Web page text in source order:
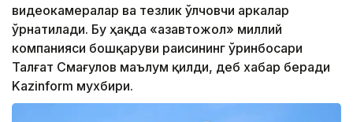
видеокамералар ва тезлик ўлчовчи аркалар
ўрнатилади. Бу ҳақда «Қазавтожол» миллий
компанияси бошқаруви раисининг ўринбосари
Талғат Смағулов маълум қилди, деб хабар беради
Kazinform мухбири.